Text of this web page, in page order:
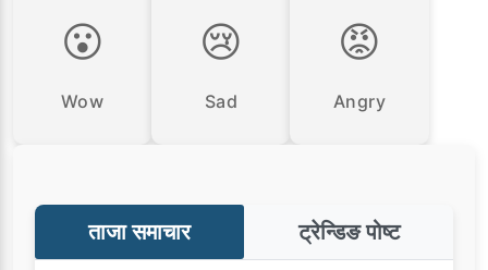
😮
Wow
😢
Sad
😡
Angry
ताजा समाचार ट्रेन्डिङ पोष्ट